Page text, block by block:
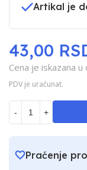
Artikal je
Cena je iskazana
PDV je uračunat.
43,00
- +
Praćenje